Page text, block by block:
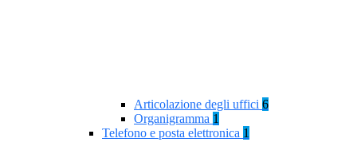
Articolazione degli uffici 6
Organigramma 1
Telefono e posta elettronica 1